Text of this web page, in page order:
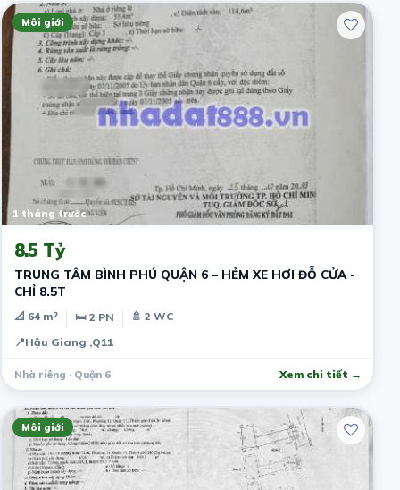
Môi giới
1 tháng trước
8.5 Tỷ
TRUNG TÂM BÌNH PHÚ QUẬN 6 – HẺM XE HƠI ĐỖ CỬA -
CHỈ 8.5T
📐 64 m² 🛏 2 PN
🚿 2 WC
📍Hậu Giang ,Q11
Nhà riêng · Quận 6 Xem chi tiết →
Môi giới